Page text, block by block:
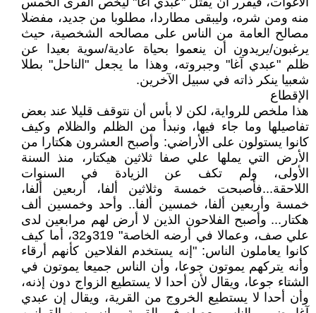
منه ومن شره، وليبقى مطاردا، مطلوبا من جديد، مفضلا
مصالح العامة من الناس على مصالحه الشخصية، حيث
يرغبون/يريدون أن ينعموا بحياة عادية/سوية بعيدا عن
ظلم "عبدي آغا" وجبروته، وهذا ما يجعل "الناحل" بطلا
شعبيا ينكر ذاته في سبيل الآخرين.
الإقطاع
هذا ملخص للرواية، لكن لا بأس أن نتوقف قليلا عند بعض
تفاصيلها وما جاء فيها، ونبدأ من الظلم والظلام وكيف
كانوا يستولون على الأراضي: وأصبح العشرون هكتارا من
الأرض التي يملها علي صفا ثلاثين هيكتار، منذ السنة
الأولى، ولم تكف عن الزيادة في السنوات
اللاحقة...فأصبحت خمسة وثلاثين ألفا، أربعين ألفا،
خمسة وأربعين ألفا، خمسين ألفا.. وأحد وخمسين ألف
هكتار... وأصبح الفلاحون الذين لا أرض لهم مرابعين لدى
علي صف، وعمالا في أرضه الخاصة" 319و32، أما كيف
كانوا يعاملون الناس: "إنه يستخدم الفلاحين كأنهم أرقاء
وأنه يتركهم يموتون جوعا، وأن الناس جميعا يموتون في
الشتاء جوعا، ويقال لأن أحدا لا يستطيع الزواج دون إذنه،
وأن أحدا لا يستطيع الخروج من القرية، ويقال إن عبدي